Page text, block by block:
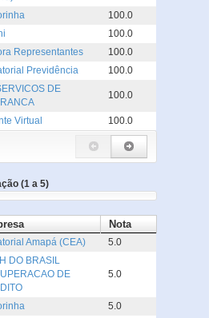
100.0
100.0
Representantes
100.0
Previdência 100.0
DE
100.0
Virtual 100.0
(1 a 5)
Nota
Amapá (CEA) 5.0
DO BRASIL
DE
5.0
5.0